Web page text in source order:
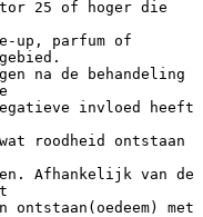
25 of hoger die
up, parfum of
na de behandeling
invloed heeft
roodheid ontstaan
Afhankelijk van de
ontstaan(oedeem) met